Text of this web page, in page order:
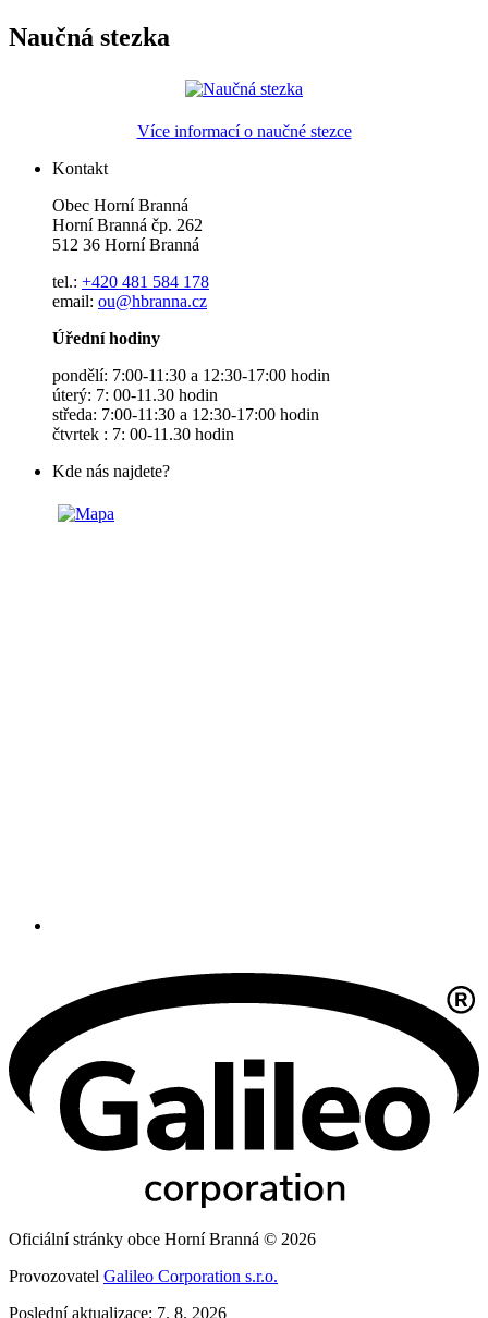
Naučná stezka
Více informací o naučné stezce
Kontakt
Obec Horní Branná
Horní Branná čp. 262
512 36 Horní Branná
tel.: +420 481 584 178
email: ou@hbranna.cz
Úřední hodiny
pondělí: 7:00-11:30 a 12:30-17:00 hodin
úterý: 7: 00-11.30 hodin
středa: 7:00-11:30 a 12:30-17:00 hodin
čtvrtek : 7: 00-11.30 hodin
Kde nás najdete?
Oficiální stránky obce Horní Branná © 2026
Provozovatel Galileo Corporation s.r.o.
Poslední aktualizace: 7. 8. 2026